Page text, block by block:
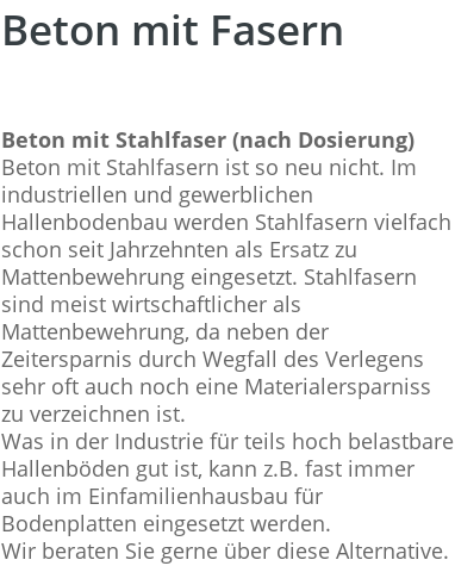
Beton mit Fasern
Beton mit Stahlfaser (nach Dosierung)
Beton mit Stahlfasern ist so neu nicht. Im
industriellen und gewerblichen
Hallenbodenbau werden Stahlfasern vielfach
schon seit Jahrzehnten als Ersatz zu
Mattenbewehrung eingesetzt. Stahlfasern
sind meist wirtschaftlicher als
Mattenbewehrung, da neben der
Zeitersparnis durch Wegfall des Verlegens
sehr oft auch noch eine Materialersparniss
zu verzeichnen ist.
Was in der Industrie für teils hoch belastbare
Hallenböden gut ist, kann z.B. fast immer
auch im Einfamilienhausbau für
Bodenplatten eingesetzt werden.
Wir beraten Sie gerne über diese Alternative.